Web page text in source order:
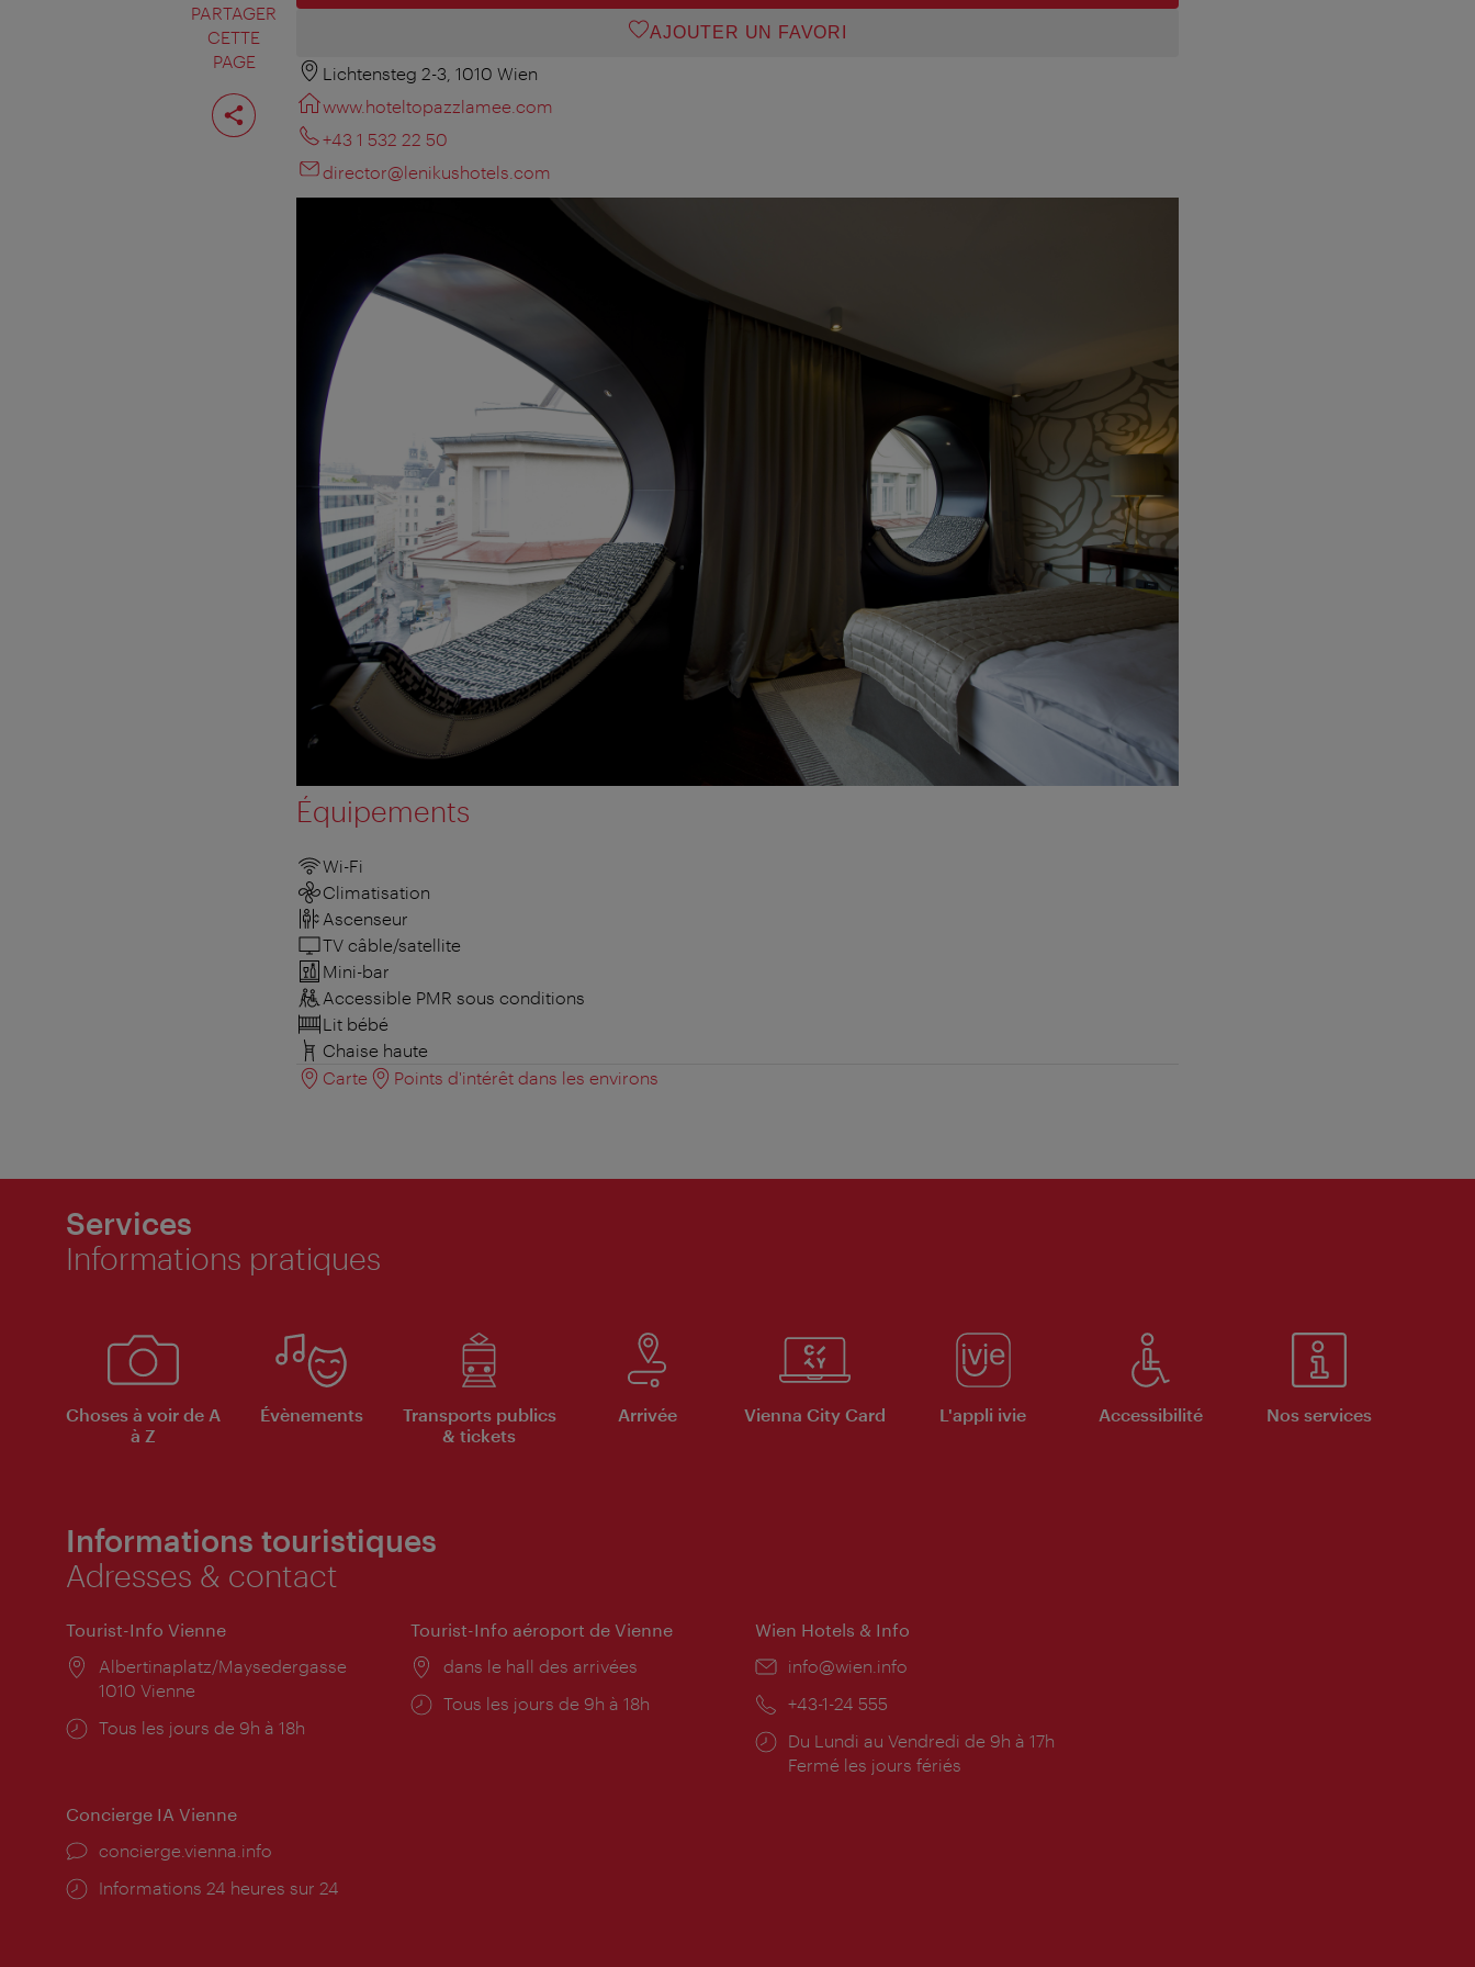
PARTAGER
CETTE
PAGE
Partager
cette
page
AJOUTER UN FAVORI
Lichtensteg 2-3, 1010 Wien
www.hoteltopazzlamee.com
+43 1 532 22 50
director@lenikushotels.com
Équipements
Wi-Fi
Climatisation
Ascenseur
TV câble/satellite
Mini-bar
Accessible PMR sous conditions
Lit bébé
Chaise haute
Carte
Points d'intérêt dans les environs
Services
Informations pratiques
Choses à voir de A
à Z
Évènements
Transports publics
& tickets
Arrivée Vienna City Card L'appli ivie Accessibilité Nos services
Informations touristiques
Adresses & contact
Tourist-Info Vienne
Lieu:
Albertinaplatz/Maysedergasse
1010 Vienne
Horaires
Tous les jours de 9h à 18h
Tourist-Info aéroport de Vienne
Lieu:
dans le hall des arrivées
Horaires
Tous les jours de 9h à 18h
Wien Hotels & Info
E-
info@wien.info
Téléphone:
+43-1-24 555
Horaires
d'ouverture:
Du Lundi au Vendredi de 9h à 17h
Fermé les jours fériés
Concierge IA Vienne
Ort:
concierge.vienna.info
Öffnungszeiten:
Informations 24 heures sur 24